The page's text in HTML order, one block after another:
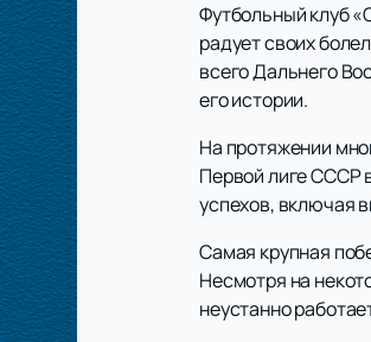
Футбольный клуб
радует своих
всего Дальнего
его истории.
На протяжении
Первой лиге СССР
успехов, включая
Самая крупная
Несмотря на
неустанно